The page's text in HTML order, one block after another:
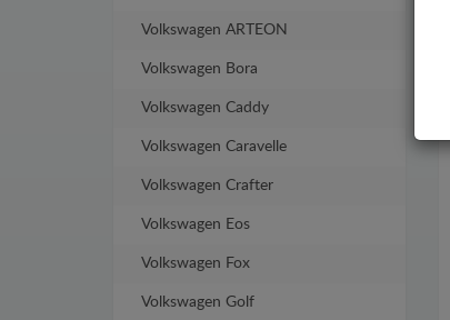
Volkswagen ARTEON
Volkswagen Bora
Volkswagen Caddy
Volkswagen Caravelle
Volkswagen Crafter
Volkswagen Eos
Volkswagen Fox
Volkswagen Golf